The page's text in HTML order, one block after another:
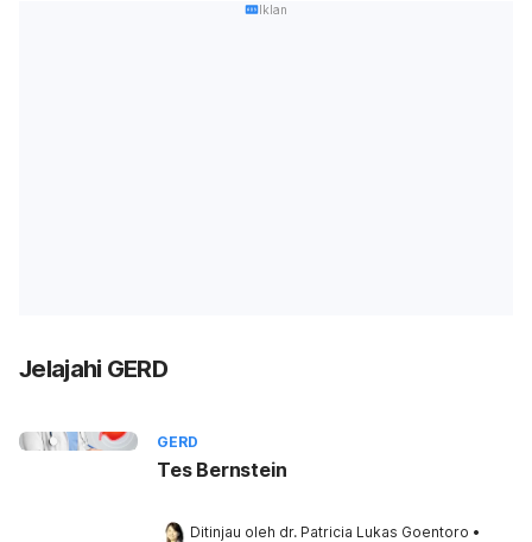
Iklan
Jelajahi GERD
GERD
Tes Bernstein
Ditinjau oleh dr. Patricia Lukas Goentoro •